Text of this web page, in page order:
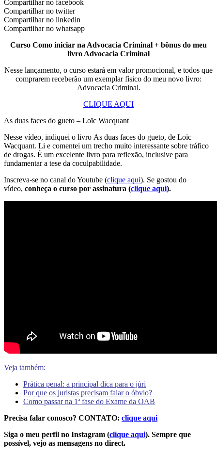
Compartilhar no facebook
Compartilhar no twitter
Compartilhar no linkedin
Compartilhar no whatsapp
Curso Como iniciar na Advocacia Criminal + bônus do meu
livro Advocacia Criminal
Nesse lançamento, o curso estará em valor promocional, e todos que
comprarem receberão um exemplar físico do meu novo livro:
Advocacia Criminal.
CLIQUE AQUI
As duas faces do gueto – Loïc Wacquant
Nesse vídeo, indiquei o livro As duas faces do gueto, de Loïc
Wacquant. Li e comentei um trecho muito interessante sobre tráfico
de drogas. É um excelente livro para reflexão, inclusive para
fundamentar a tese da coculpabilidade.
Inscreva-se no canal do Youtube (clique aqui). Se gostou do
vídeo, conheça o curso por assinatura (clique aqui).
Veja também:
Prática penal: a principal dica para o júri
Por que os juristas precisam falar o óbvio?
Como passar na 1ª fase do Exame da OAB
Precisa falar conosco? CONTATO: clique aqui
Siga o meu perfil no Instagram (clique aqui). Sempre que
possível, vejo as mensagens no direct.